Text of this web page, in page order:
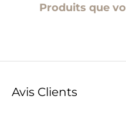
Produits que
Avis Clients